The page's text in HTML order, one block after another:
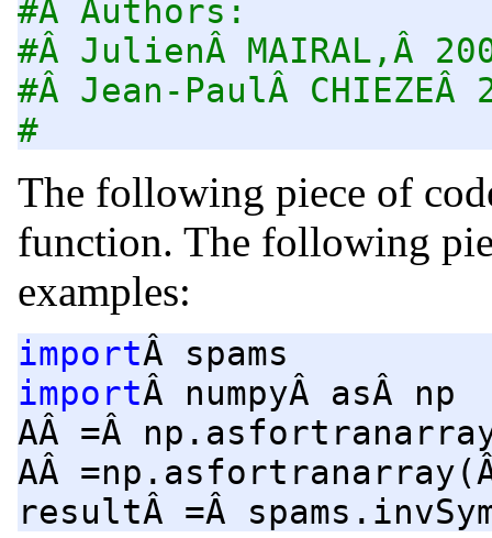
#Â Authors:
#Â JulienÂ MAIRAL,Â
#Â Jean-PaulÂ
#
The following piece of
function. The following
examples:
importÂ spams
importÂ numpyÂ asÂ np
AÂ =Â
AÂ
resultÂ =Â